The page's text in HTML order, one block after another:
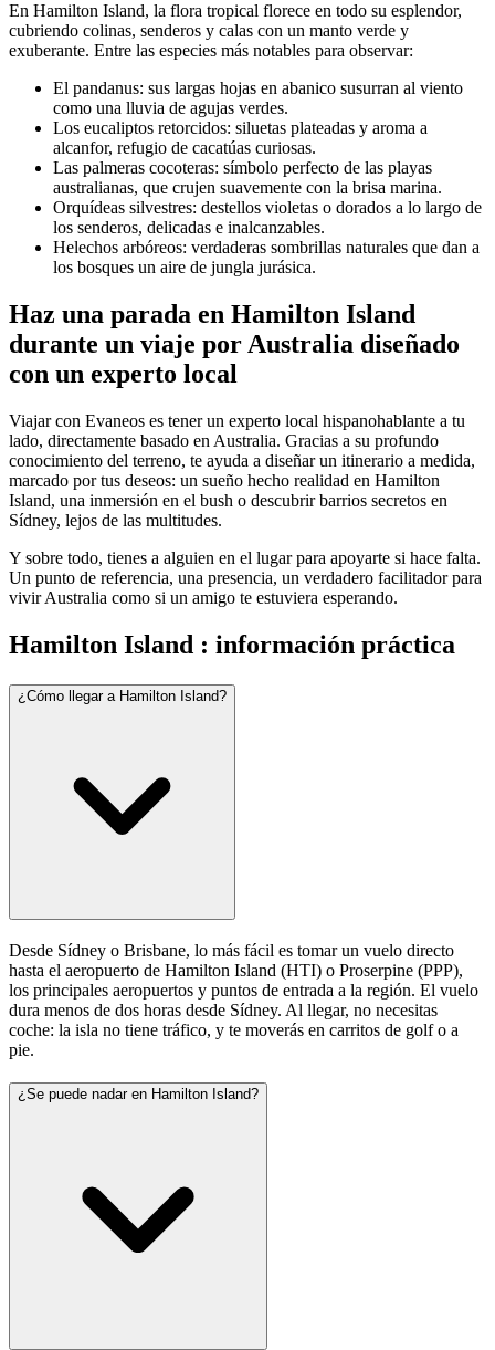
En Hamilton Island, la flora tropical florece en todo su esplendor,
cubriendo colinas, senderos y calas con un manto verde y
exuberante. Entre las especies más notables para observar:
El pandanus: sus largas hojas en abanico susurran al viento
como una lluvia de agujas verdes.
Los eucaliptos retorcidos: siluetas plateadas y aroma a
alcanfor, refugio de cacatúas curiosas.
Las palmeras cocoteras: símbolo perfecto de las playas
australianas, que crujen suavemente con la brisa marina.
Orquídeas silvestres: destellos violetas o dorados a lo largo de
los senderos, delicadas e inalcanzables.
Helechos arbóreos: verdaderas sombrillas naturales que dan a
los bosques un aire de jungla jurásica.
Haz una parada en Hamilton Island
durante un viaje por Australia diseñado
con un experto local
Viajar con Evaneos es tener un experto local hispanohablante a tu
lado, directamente basado en Australia. Gracias a su profundo
conocimiento del terreno, te ayuda a diseñar un itinerario a medida,
marcado por tus deseos: un sueño hecho realidad en Hamilton
Island, una inmersión en el bush o descubrir barrios secretos en
Sídney, lejos de las multitudes.
Y sobre todo, tienes a alguien en el lugar para apoyarte si hace falta.
Un punto de referencia, una presencia, un verdadero facilitador para
vivir Australia como si un amigo te estuviera esperando.
Hamilton Island : información práctica
¿Cómo llegar a Hamilton Island?
Desde Sídney o Brisbane, lo más fácil es tomar un vuelo directo
hasta el aeropuerto de Hamilton Island (HTI) o Proserpine (PPP),
los principales aeropuertos y puntos de entrada a la región. El vuelo
dura menos de dos horas desde Sídney. Al llegar, no necesitas
coche: la isla no tiene tráfico, y te moverás en carritos de golf o a
pie.
¿Se puede nadar en Hamilton Island?